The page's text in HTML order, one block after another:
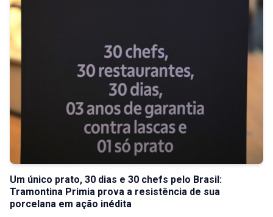
Um único prato, 30 dias e 30 chefs pelo Brasil:
Tramontina Primia prova a resistência de sua
porcelana em ação inédita